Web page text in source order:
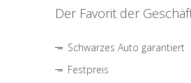
Der Favorit der
Schwarzes Auto garantiert
Festpreis